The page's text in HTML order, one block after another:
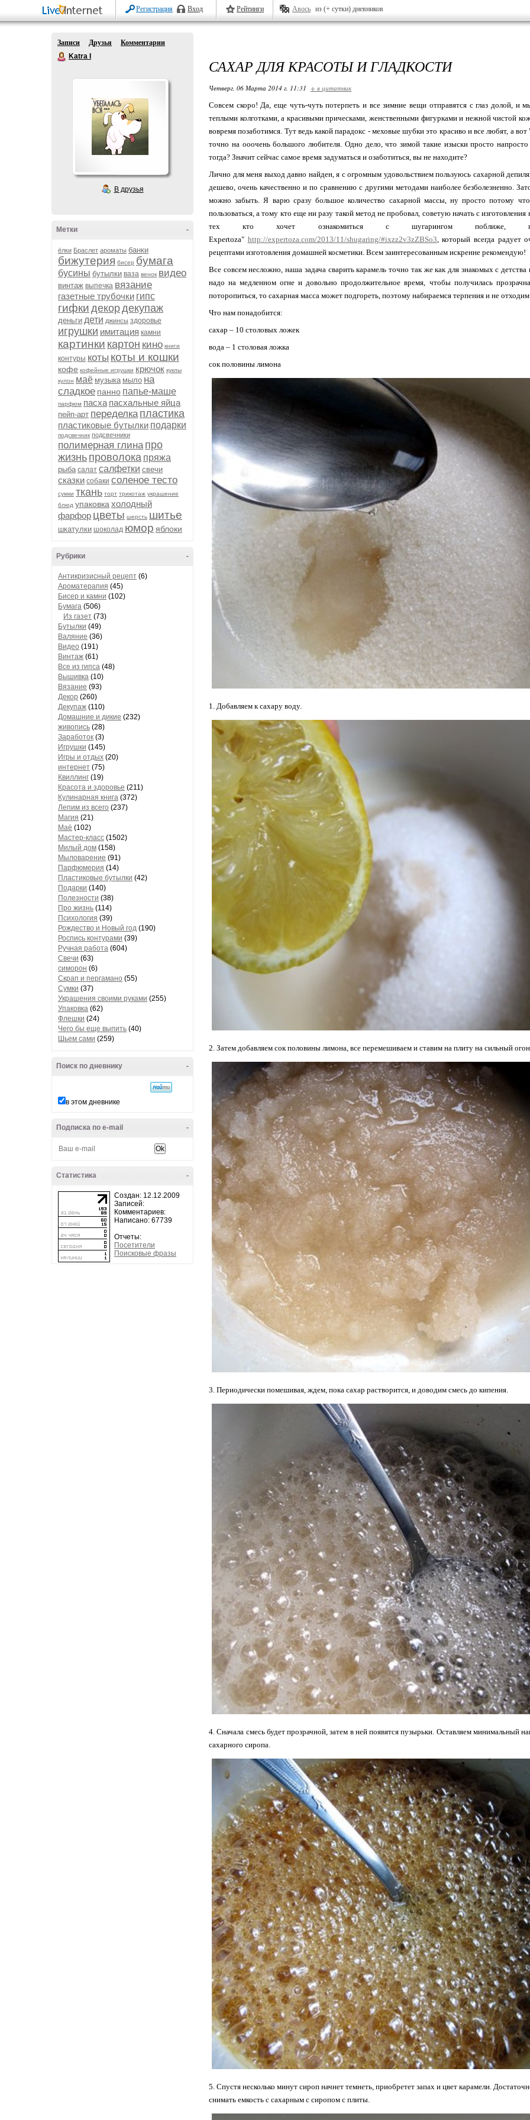
Регистрация Вход Рейтинги Авось из (+ сутки) дневников
Записи Друзья
Комментарии
Katra I
В друзья
-
Метки
ёлки Браслет ароматы банки
бижутерия бисер бумага
бусины бутылки ваза венок видео
винтаж выпечка вязание
газетные трубочки гипс
гифки декордекупаж
деньги дети джинсы здоровье
игрушки имитация камни
картинки картон кино книги
контуры коты коты и кошки
кофе кофейные игрушки крючок куклы
кулон маё музыка мыло на
сладкое панно папье-маше
парфюм пасха пасхальные яйца
пейп-арт переделка пластика
пластиковые бутылки подарки
подсвечник подсвечники
полимерная глина про
жизнь проволока пряжа
рыба салат салфетки свечи
сказки собаки соленое тесто
сумки ткань торт трикотаж украшение
блюд упаковка холодный
фарфор цветы шерсть шитье
шкатулки шоколад юмор яблоки
-
Рубрики
Антикризисный рецепт (6)
Ароматерапия (45)
Бисер и камни (102)
Бумага (506)
Из газет (73)
Бутылки (49)
Валяние (36)
Видео (191)
Винтаж (61)
Все из гипса (48)
Вышивка (10)
Вязание (93)
Декор (260)
Декупаж (110)
Домашние и дикие (232)
живопись (28)
Заработок (3)
Игрушки (145)
Игры и отдых (20)
интернет (75)
Квиллинг (19)
Красота и здоровье (211)
Кулинарная книга (372)
Лепим из всего (237)
Магия (21)
Маё (102)
Мастер-класс (1502)
Милый дом (158)
Мыловарение (91)
Парфюмерия (14)
Пластиковые бутылки (42)
Подарки (140)
Полезности (38)
Про жизнь (114)
Психология (39)
Рождество и Новый год (190)
Роспись контурами (39)
Ручная работа (604)
Свечи (63)
симорон (6)
Скрап и пергамано (55)
Сумки (37)
Украшения своими руками (255)
Упаковка (62)
Флешки (24)
Чего бы еще выпить (40)
Шьем сами (259)
-
Поиск по дневнику
в этом дневнике
-
Подписка по e-mail
-
Статистика
Создан: 12.12.2009
Записей:
Комментариев:
Написано: 67739
Отчеты:
Посетители
Поисковые фразы
САХАР ДЛЯ КРАСОТЫ И ГЛАДКОСТИ
Четверг, 06 Марта 2014 г. 11:31 + в цитатник
Совсем скоро! Да, еще чуть-чуть потерпеть и все зимние вещи отправятся с глаз долой, и
теплыми колготками, а красивыми прическами, женственными фигурками и нежной чистой
вовремя позаботимся. Тут ведь какой парадокс - меховые шубки это красиво и все любят, а
точно на ооочень большого любителя. Одно дело, что зимой такие изыски просто
тогда? Значит сейчас самое время задуматься и озаботиться, вы не находите?
Лично для меня выход давно найден, я с огромным удовольствием пользуюсь сахарной
дешево, очень качественно и по сравнению с другими методами наиболее безболезненно.
можно забыть. Я варю сразу большое количество сахарной массы, ну просто потому
пользоваться, а тому кто еще ни разу такой метод не пробовал, советую начать с
тех кто хочет ознакомиться с шугарингом
Expertoza" http://expertoza.com/2013/11/shugaring/#ixzz2v3zZBSo3, который всегда радует
рецептами изготовления домашней косметики. Всем заинтересованным искренне рекомендую!
Все совсем несложно, наша задача сварить карамель точно так же как для знакомых с
надо на медленном огне и довольно продолжительное время, чтобы получилась
поторопиться, то сахарная масса может подгореть, поэтому набираемся терпения и не
Что нам понадобится:
сахар – 10 столовых ложек
вода – 1 столовая ложка
сок половины лимона
1. Добавляем к сахару воду.
2. Затем добавляем сок половины лимона, все перемешиваем и ставим на плиту на сильный
3. Периодически помешивая, ждем, пока сахар растворится, и доводим смесь до кипения.
4. Сначала смесь будет прозрачной, затем в ней появятся пузырьки. Оставляем минимальный
сахарного сиропа.
5. Спустя несколько минут сироп начнет темнеть, приобретет запах и цвет карамели.
снимать емкость с сахарным с сиропом с плиты.